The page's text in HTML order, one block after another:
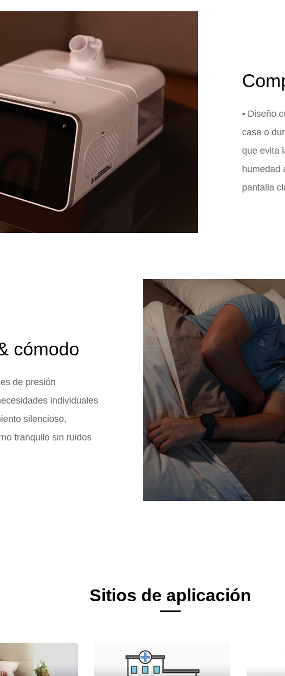
• Diseño
casa o
que evita
humedad
pantalla
cómodo
de presión
individuales
silencioso,
tranquilo sin ruidos
Sitios de aplicación